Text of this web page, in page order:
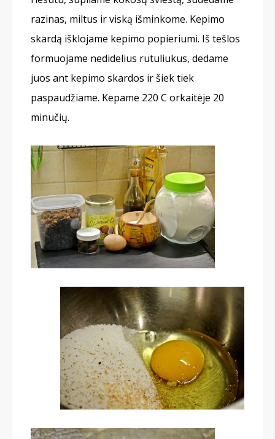
razinas, miltus ir viską išminkome. Kepimo
skardą išklojame kepimo popieriumi. Iš tešlos
formuojame nedidelius rutuliukus, dedame
juos ant kepimo skardos ir šiek tiek
paspaudžiame. Kepame 220 C orkaitėje 20
minučių.